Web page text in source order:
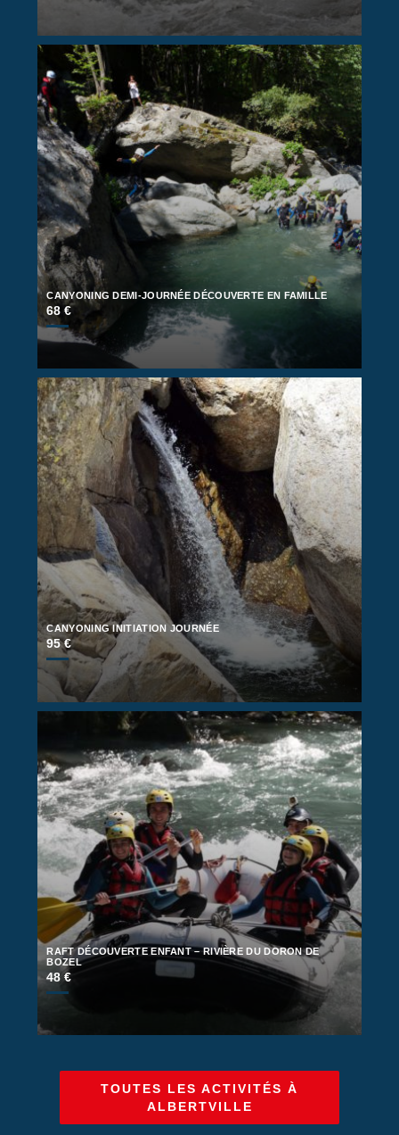
CANYONING DEMI-JOURNÉE DÉCOUVERTE EN FAMILLE
68 €
CANYONING INITIATION JOURNÉE
95 €
RAFT DÉCOUVERTE ENFANT – RIVIÈRE DU DORON DE
BOZEL
48 €
TOUTES LES ACTIVITÉS À
ALBERTVILLE